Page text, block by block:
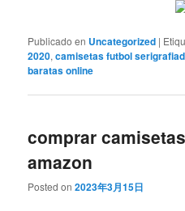
Publicado en Uncategorized |
2020,camisetas futbol
baratas online
comprar
amazon
Posted on2023年3月15日